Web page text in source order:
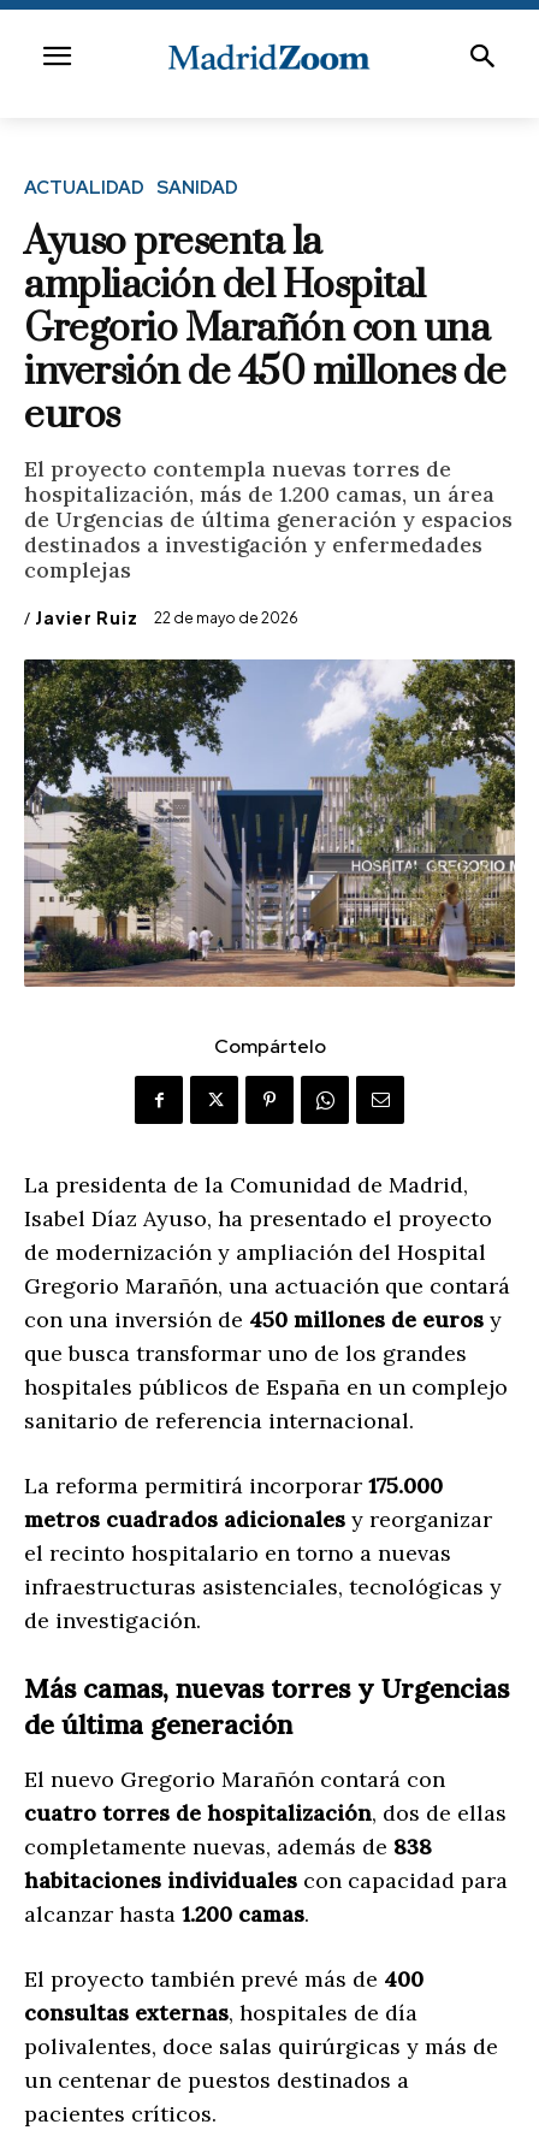
ACTUALIDAD SANIDAD
Ayuso presenta la
ampliación del Hospital
Gregorio Marañón con una
inversión de 450 millones de
euros
El proyecto contempla nuevas torres de
hospitalización, más de 1.200 camas, un área
de Urgencias de última generación y espacios
destinados a investigación y enfermedades
complejas
/ Javier Ruiz 22 de mayo de 2026
Compártelo
La presidenta de la Comunidad de Madrid,
Isabel Díaz Ayuso, ha presentado el proyecto
de modernización y ampliación del Hospital
Gregorio Marañón, una actuación que contará
con una inversión de 450 millones de euros y
que busca transformar uno de los grandes
hospitales públicos de España en un complejo
sanitario de referencia internacional.
La reforma permitirá incorporar 175.000
metros cuadrados adicionales y reorganizar
el recinto hospitalario en torno a nuevas
infraestructuras asistenciales, tecnológicas y
de investigación.
Más camas, nuevas torres y Urgencias
de última generación
El nuevo Gregorio Marañón contará con
cuatro torres de hospitalización, dos de ellas
completamente nuevas, además de 838
habitaciones individuales con capacidad para
alcanzar hasta 1.200 camas.
El proyecto también prevé más de 400
consultas externas, hospitales de día
polivalentes, doce salas quirúrgicas y más de
un centenar de puestos destinados a
pacientes críticos.